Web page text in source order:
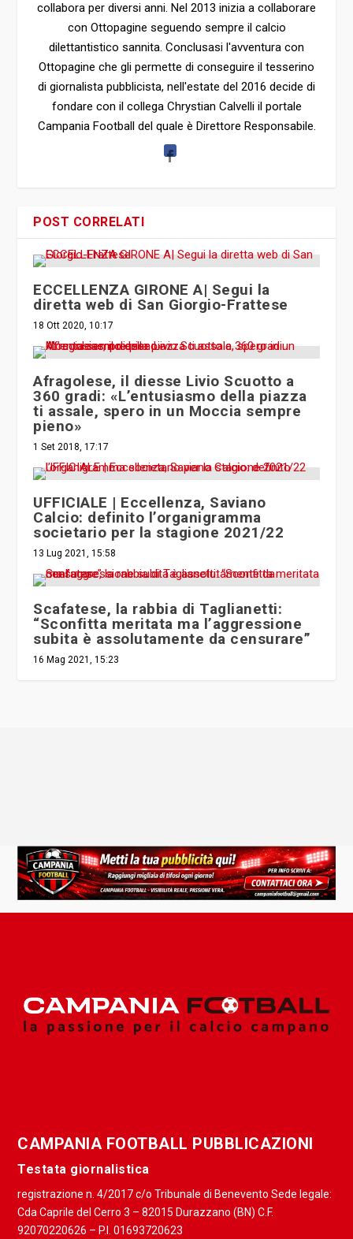
collabora per diversi anni. Nel 2013 inizia a collaborare
con Ottopagine seguendo sempre il calcio
dilettantistico sannita. Conclusasi l'avventura con
Ottopagine che gli permette di conseguire il tesserino
di giornalista pubblicista, nell'estate del 2016 decide di
fondare con il collega Chrystian Calvelli il portale
Campania Football del quale è Direttore Responsabile.
POST CORRELATI
ECCELLENZA GIRONE A| Segui la
diretta web di San Giorgio-Frattese
18 Ott 2020, 10:17
Afragolese, il diesse Livio Scuotto a
360 gradi: «L’entusiasmo della piazza
ti assale, spero in un Moccia sempre
pieno»
1 Set 2018, 17:17
UFFICIALE | Eccellenza, Saviano
Calcio: definito l’organigramma
societario per la stagione 2021/22
13 Lug 2021, 15:58
Scafatese, la rabbia di Taglianetti:
“Sconfitta meritata ma l’aggressione
subita è assolutamente da censurare”
16 Mag 2021, 15:23
CAMPANIA FOOTBALL PUBBLICAZIONI
Testata giornalistica
registrazione n. 4/2017 c/o Tribunale di Benevento Sede legale:
Cda Caprile del Cerro 3 – 82015 Durazzano (BN) C.F.
92070220626 – P.I. 01693720623